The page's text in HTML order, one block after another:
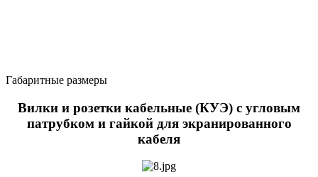
Габаритные размеры
Вилки и розетки кабельные (КУЭ) с угловым
патрубком и гайкой для экранированного
кабеля